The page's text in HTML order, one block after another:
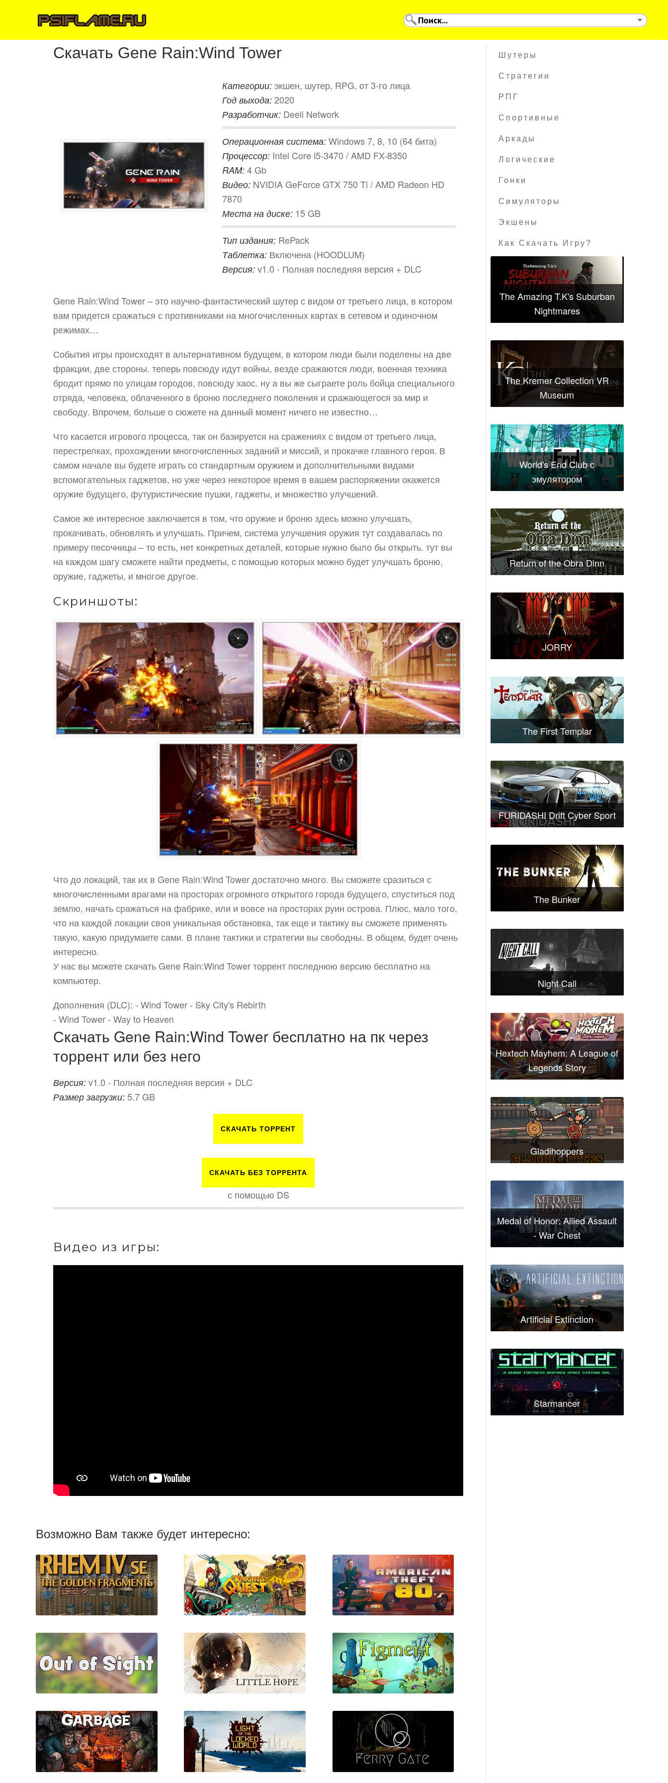
Скачать Gene Rain:Wind Tower
Категории: экшен, шутер, RPG, от 3-го лица
Год выхода: 2020
Разработчик: Deeli Network
Операционная система: Windows 7, 8, 10 (64 бита)
Процессор: Intel Core i5-3470 / AMD FX-8350
RAM: 4 Gb
Видео: NVIDIA GeForce GTX 750 Ti / AMD Radeon HD
7870
Места на диске: 15 GB
Тип издания: RePack
Таблетка: Включена (HOODLUM)
Версия: v1.0 - Полная последняя версия + DLC
Gene Rain:Wind Tower – это научно-фантастический шутер с видом от третьего лица, в котором
вам придется сражаться с противниками на многочисленных картах в сетевом и одиночном
режимах…
События игры происходят в альтернативном будущем, в котором люди были поделены на две
фракции, две стороны. теперь повсюду идут войны, везде сражаются люди, военная техника
бродит прямо по улицам городов, повсюду хаос. ну а вы же сыграете роль бойца специального
отряда, человека, облаченного в броню последнего поколения и сражающегося за мир и
свободу. Впрочем, больше о сюжете на данный момент ничего не известно…
Что касается игрового процесса, так он базируется на сражениях с видом от третьего лица,
перестрелках, прохождении многочисленных заданий и миссий, и прокачке главного героя. В
самом начале вы будете играть со стандартным оружием и дополнительными видами
вспомогательных гаджетов, но уже через некоторое время в вашем распоряжении окажется
оружие будущего, футуристические пушки, гаджеты, и множество улучшений.
Самое же интересное заключается в том, что оружие и броню здесь можно улучшать,
прокачивать, обновлять и улучшать. Причем, система улучшения оружия тут создавалась по
примеру песочницы – то есть, нет конкретных деталей, которые нужно было бы открыть. тут вы
на каждом шагу сможете найти предметы, с помощью которых можно будет улучшать броню,
оружие, гаджеты, и многое другое.
Скриншоты:
Что до локаций, так их в Gene Rain:Wind Tower достаточно много. Вы сможете сразиться с
многочисленными врагами на просторах огромного открытого города будущего, спуститься под
землю, начать сражаться на фабрике, или и вовсе на просторах руин острова. Плюс, мало того,
что на каждой локации своя уникальная обстановка, так еще и тактику вы сможете применять
такую, какую придумаете сами. В плане тактики и стратегии вы свободны. В общем, будет очень
интересно.
У нас вы можете скачать Gene Rain:Wind Tower торрент последнюю версию бесплатно на
компьютер.
Дополнения (DLC): - Wind Tower - Sky City's Rebirth
- Wind Tower - Way to Heaven
Скачать Gene Rain:Wind Tower бесплатно на пк через
торрент или без него
Версия: v1.0 - Полная последняя версия + DLC
Размер загрузки: 5.7 GB
СКАЧАТЬ ТОРРЕНТ
СКАЧАТЬ БЕЗ ТОРРЕНТА
с помощью DS
Видео из игры:
Возможно Вам также будет интересно:
RHEM IV: The Golden
A Knight's Quest American Theft 80s
Out of Sight
The Dark Pictures
Figment
Шутеры
Стратегии
РПГ
Спортивные
Аркады
Логические
Гонки
Симуляторы
Экшены
Как Скачать Игру?
The Amazing T.K's Suburban
Nightmares
The Kremer Collection VR
Museum
World's End Club с
эмулятором
Return of the Obra Dinn
JORRY
The First Templar
FURIDASHI Drift Cyber Sport
The Bunker
Night Call
Hextech Mayhem: A League of
Legends Story
Gladihoppers
Medal of Honor: Allied Assault
- War Chest
Artificial Extinction
Starmancer